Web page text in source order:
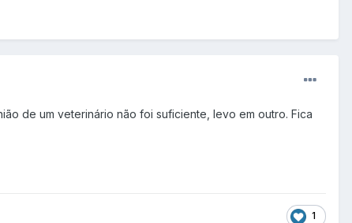
de um veterinário não foi suficiente, levo em outro. Fica
1